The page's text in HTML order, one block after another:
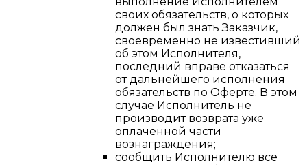
своих обязательств, о которых
должен был знать Заказчик,
своевременно не известивший
об этом Исполнителя,
последний вправе отказаться
от дальнейшего исполнения
обязательств по Оферте. В этом
случае Исполнитель не
производит возврата уже
оплаченной части
вознаграждения;
сообщить Исполнителю все